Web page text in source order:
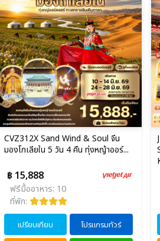
CVZ312X Sand Wind & Soul จีน
มองโกเลียใน 5 วัน 4 คืน ทุ่งหญ้าออร์...
฿ 15,888
ฟรีมื้ออาหาร: 10
ที่พัก:
เปรียบเทียบ โปรแกรมทัวร์